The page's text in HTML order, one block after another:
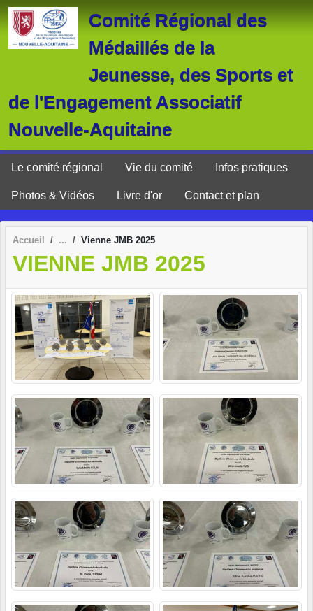
Comité Régional des
Médaillés de la
Jeunesse, des Sports et
de l'Engagement Associatif
Nouvelle-Aquitaine
Le comité régional Vie du comité Infos pratiques
Photos & Vidéos Livre d'or Contact et plan
Accueil Vienne JMB 2025
VIENNE JMB 2025
Panneau de gestion des cookies